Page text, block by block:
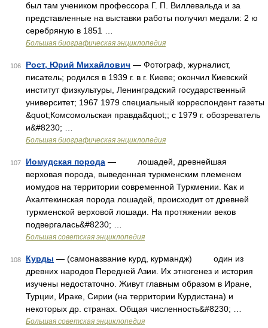
был там учеником профессора Г. П. Виллевальда и за
представленные на выставки работы получил медали: 2 ю
серебряную в 1851 …
Большая биографическая энциклопедия
106 Рост, Юрий Михайлович — Фотограф, журналист,
писатель; родился в 1939 г. в г. Киеве; окончил Киевский
институт физкультуры, Ленинградский государственный
университет; 1967 1979 специальный корреспондент газеты
&quot;Комсомольская правда&quot;; с 1979 г. обозреватель
и&#8230; …
Большая биографическая энциклопедия
107 Иомудская порода — лошадей, древнейшая
верховая порода, выведенная туркменским племенем
иомудов на территории современной Туркмении. Как и
Ахалтекинская порода лошадей, происходит от древней
туркменской верховой лошади. На протяжении веков
подвергалась&#8230; …
Большая советская энциклопедия
108 Курды — (самоназвание курд, курмандж) один из
древних народов Передней Азии. Их этногенез и история
изучены недостаточно. Живут главным образом в Иране,
Турции, Ираке, Сирии (на территории Курдистана) и
некоторых др. странах. Общая численность&#8230; …
Большая советская энциклопедия